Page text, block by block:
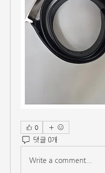
0
댓글 0개
Write a comment...